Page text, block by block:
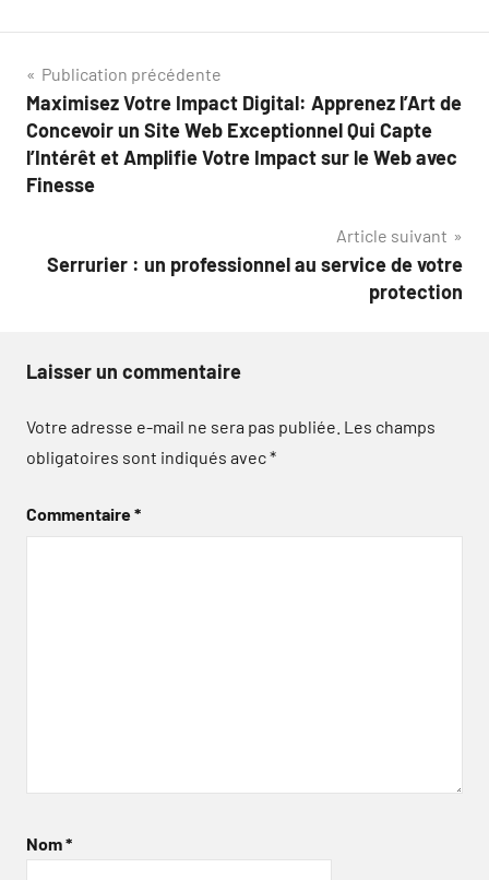
Navigation
de
l’article
Publication précédente
Maximisez Votre Impact Digital: Apprenez l’Art de
Concevoir un Site Web Exceptionnel Qui Capte
l’Intérêt et Amplifie Votre Impact sur le Web avec
Finesse
Article suivant
Serrurier : un professionnel au service de votre
protection
Laisser un commentaire
Votre adresse e-mail ne sera pas publiée. Les champs
obligatoires sont indiqués avec*
Commentaire*
Nom*